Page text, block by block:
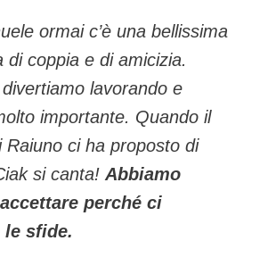
ormai c’è una bellissima
di coppia e di amicizia.
lavorando e
importante. Quando il
Raiuno ci ha proposto di
si canta!Abbiamo
perché ci
sfide.